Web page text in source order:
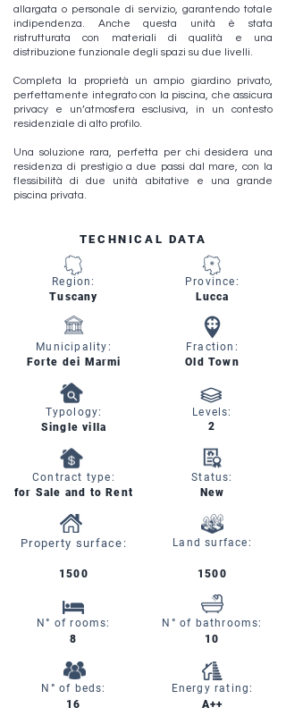
allargata o personale di servizio, garantendo totale
indipendenza. Anche questa unità è stata
ristrutturata con materiali di qualità e una
distribuzione funzionale degli spazi su due livelli.
Completa la proprietà un ampio giardino privato,
perfettamente integrato con la piscina, che assicura
privacy e un’atmosfera esclusiva, in un contesto
residenziale di alto profilo.
Una soluzione rara, perfetta per chi desidera una
residenza di prestigio a due passi dal mare, con la
flessibilità di due unità abitative e una grande
piscina privata.
TECHNICAL DATA
Region:
Tuscany
Lucca
Province:
Municipality:
Forte dei Marmi
Fraction:
Old Town
Typology:
Single villa
Contract type:
for Sale and to Rent
Levels:
2
Status:
New
Property surface: Land surface:
1500
N° of rooms:
8
N° of beds:
16
1500
N° of bathrooms:
10
Energy rating:
A++